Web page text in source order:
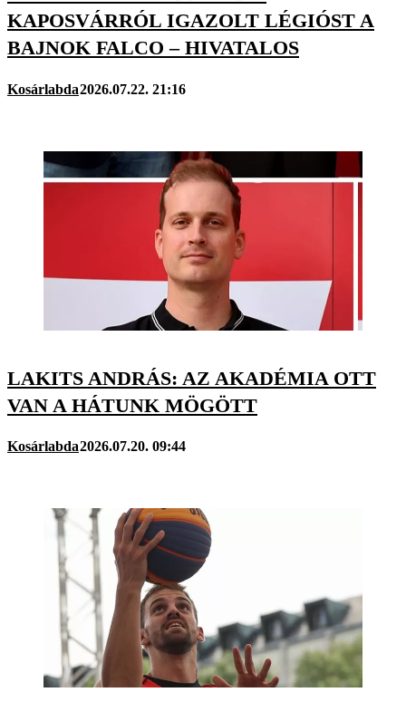
KAPOSVÁRRÓL IGAZOLT LÉGIÓST A
BAJNOK FALCO – HIVATALOS
Kosárlabda2026.07.22. 21:16
LAKITS ANDRÁS: AZ AKADÉMIA OTT
VAN A HÁTUNK MÖGÖTT
Kosárlabda2026.07.20. 09:44